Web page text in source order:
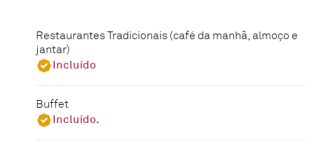
Restaurantes Tradicionais (café da manhã, almoço e
jantar)
Incluído
Buffet
Incluído.